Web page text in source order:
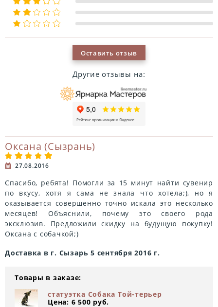
Оставить отзыв
Другие отзывы на:
Оксана (Сызрань)
27.08.2016
Спасибо, ребята! Помогли за 15 минут найти сувенир
по вкусу, хотя я сама не знала что хотела;), но я
оказывается совершенно точно искала это несколько
месяцев! Объяснили, почему это своего рода
эксклюзив. Предложили скидку на будущую покупку!
Оксана с собачкой;)
Доставка в г. Сызарь 5 сентября 2016 г.
Товары в заказе:
статуэтка Собака Той-терьер
Цена: 6 500 руб.